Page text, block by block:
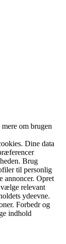
om brugen
Dine data
Brug
til personlig
annoncer. Opret
relevant
ydeevne.
Forbedr og
indhold